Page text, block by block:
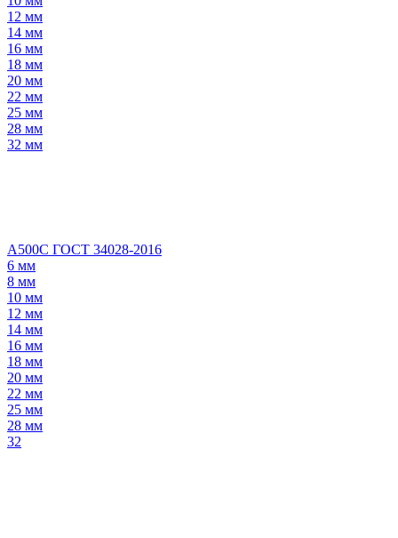
12 мм
14 мм
16 мм
18 мм
20 мм
22 мм
25 мм
28 мм
32 мм
А500С ГОСТ 34028-2016
6 мм
8 мм
10 мм
12 мм
14 мм
16 мм
18 мм
20 мм
22 мм
25 мм
28 мм
32